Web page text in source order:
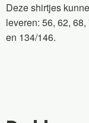
Deze shirtjes
leveren: 56, 62,
en 134/146.